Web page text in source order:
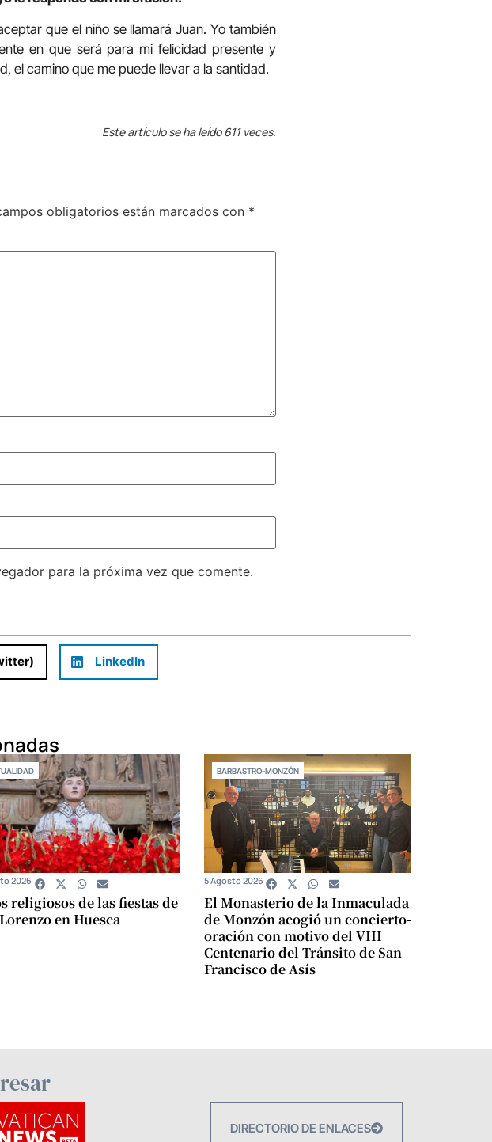
que el niño se llamará Juan. Yo también
en que será para mi felicidad presente y
el camino que me puede llevar a la santidad.
Este artículo se ha leído 611 veces.
obligatorios están marcados con *
para la próxima vez que comente.
LinkedIn
religiosos de las fiestas de
en Huesca
2026
BARBASTRO-MONZÓN
El Monasterio de la Inmaculada
de Monzón acogió un concierto-
oración con motivo del VIII
Centenario del Tránsito de San
Francisco de Asís
5 Agosto 2026
DIRECTORIO DE ENLACES